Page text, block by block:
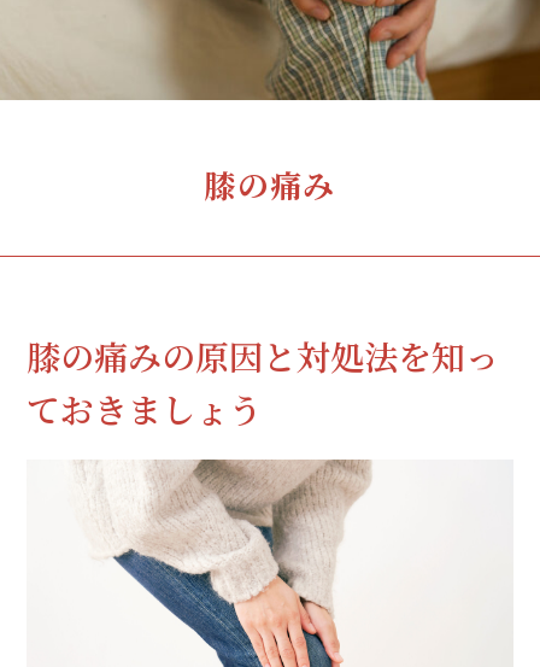
膝の痛み
膝の痛みの原因と対処法を知っ
ておきましょう